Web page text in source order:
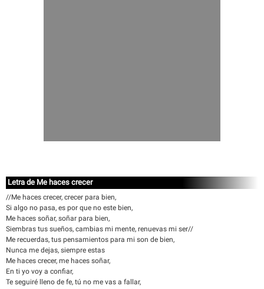
Letra de Me haces crecer
//Me haces crecer, crecer para bien,
Si algo no pasa, es por que no este bien,
Me haces soñar, soñar para bien,
Siembras tus sueños, cambias mi mente, renuevas mi ser//
Me recuerdas, tus pensamientos para mi son de bien,
Nunca me dejas, siempre estas
Me haces crecer, me haces soñar,
En ti yo voy a confiar,
Te seguiré lleno de fe, tú no me vas a fallar,